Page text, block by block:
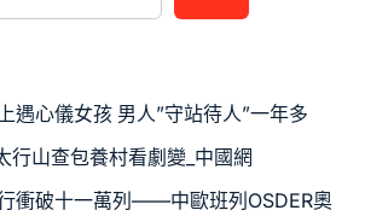
遇心儀女孩 男人”守站待人”一年多
行山查包養村看劇變_中國網
衝破十一萬列——中歐班列OSDER奧